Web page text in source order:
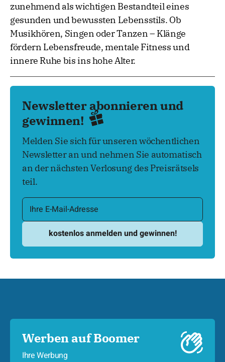
zunehmend als wichtigen Bestandteil eines
gesunden und bewussten Lebensstils. Ob
Musikhören, Singen oder Tanzen – Klänge
fördern Lebensfreude, mentale Fitness und
innere Ruhe bis ins hohe Alter.
Newsletter abonnieren und
gewinnen!
Melden Sie sich für unseren wöchentlichen
Newsletter an und nehmen Sie automatisch
an der nächsten Verlosung des Preisrätsels
teil.
Werben auf Boomer
Ihre Werbung